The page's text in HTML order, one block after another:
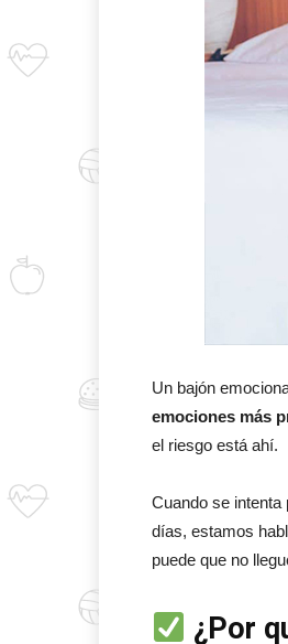
Un bajón
emociones más
el riesgo está ahí.
Cuando se intenta
días, estamos
puede que no
¿Por